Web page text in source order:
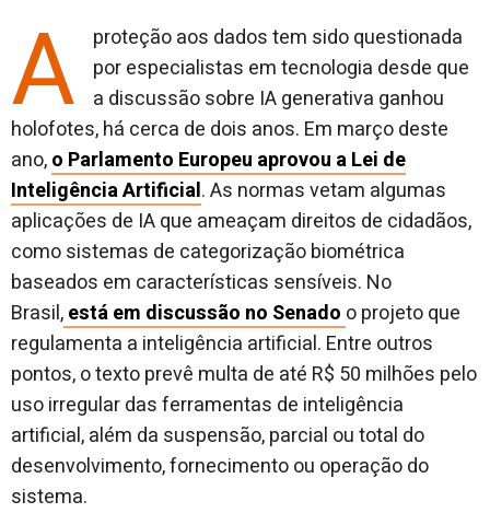
A
proteção aos dados tem sido questionada
por especialistas em tecnologia desde que
a discussão sobre IA generativa ganhou
holofotes, há cerca de dois anos. Em março deste
ano,o Parlamento Europeu aprovou a Lei de
Inteligência Artificial. As normas vetam algumas
aplicações de IA que ameaçam direitos de cidadãos,
como sistemas de categorização biométrica
baseados em características sensíveis. No
Brasil,está em discussão no Senado o projeto que
regulamenta a inteligência artificial. Entre outros
pontos, o texto prevê multa de até R$ 50 milhões pelo
uso irregular das ferramentas de inteligência
artificial, além da suspensão, parcial ou total do
desenvolvimento, fornecimento ou operação do
sistema.